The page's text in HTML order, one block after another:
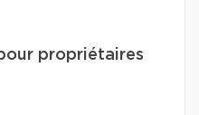
propriétaires